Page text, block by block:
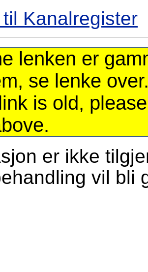
Kanalregister
lenken er
se lenke
is old,
er ikke
vil bli